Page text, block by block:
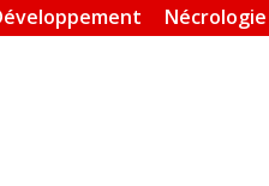
Nécrologie